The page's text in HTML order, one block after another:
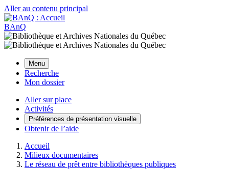
Aller au contenu principal
BAnQ
Menu
Recherche
Mon dossier
Aller sur place
Activités
Préférences de présentation visuelle
Obtenir de l’aide
Accueil
Milieux documentaires
Le réseau de prêt entre bibliothèques publiques